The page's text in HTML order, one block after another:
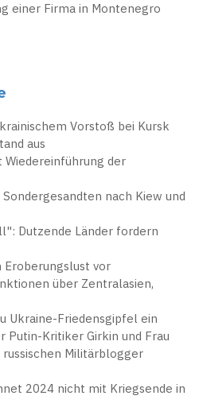
einer Firma in Montenegro
Vorstoß bei Kursk
aus
der
nach Kiew und
Dutzende Länder fordern
vor
über Zentralasien,
Ukraine-Friedensgipfel ein
Putin-Kritiker Girkin und Frau
Militärblogger
2024 nicht mit Kriegsende in